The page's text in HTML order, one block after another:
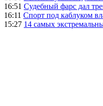
16:51 Судебный фарс дал
16:11 Спорт под каблуком
15:27 14 самых